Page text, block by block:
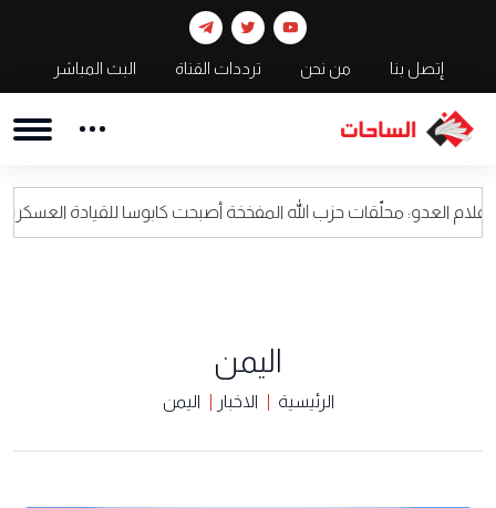
إتصل بنا من نحن ترددات القناة البث المباشر
حزب الله المفخخة أصبحت كابوسا للقيادة العسكرية الاسرائيلية
اليمن
الرئيسية الاخبار اليمن